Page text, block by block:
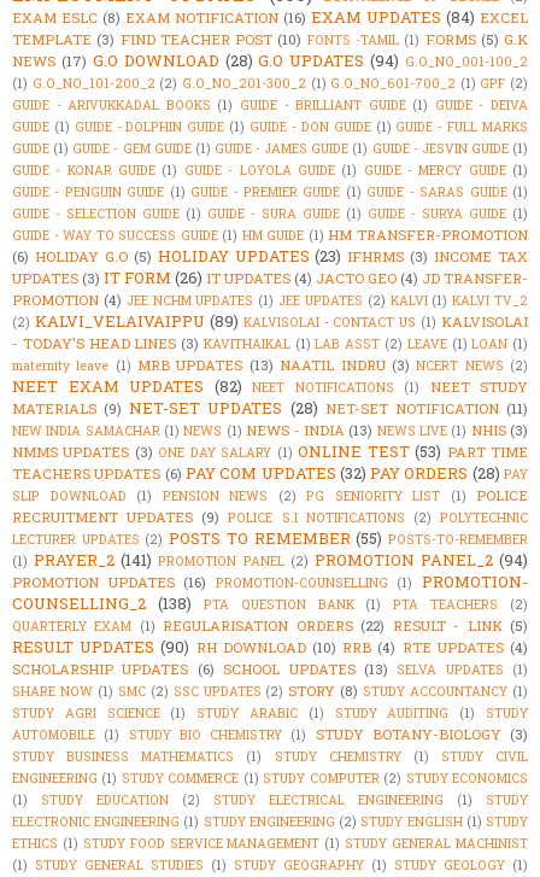
EXAM ESLC (8) EXAM NOTIFICATION (16) EXAM UPDATES (84) EXCEL
TEMPLATE (3) FIND TEACHER POST (10) FONTS -TAMIL (1) FORMS (5) G.K
NEWS (17) G.O DOWNLOAD (28) G.O UPDATES (94) G.O_NO_001-100_2
(1) G.O_NO_101-200_2 (2) G.O_NO_201-300_2 (1) G.O_NO_601-700_2 (1) GPF (2)
GUIDE - ARIVUKKADAL BOOKS (1) GUIDE - BRILLIANT GUIDE (1) GUIDE - DEIVA
GUIDE (1) GUIDE - DOLPHIN GUIDE (1) GUIDE - DON GUIDE (1) GUIDE - FULL MARKS
GUIDE (1) GUIDE - GEM GUIDE (1) GUIDE - JAMES GUIDE (1) GUIDE - JESVIN GUIDE (1)
GUIDE - KONAR GUIDE (1) GUIDE - LOYOLA GUIDE (1) GUIDE - MERCY GUIDE (1)
GUIDE - PENGUIN GUIDE (1) GUIDE - PREMIER GUIDE (1) GUIDE - SARAS GUIDE (1)
GUIDE - SELECTION GUIDE (1) GUIDE - SURA GUIDE (1) GUIDE - SURYA GUIDE (1)
GUIDE - WAY TO SUCCESS GUIDE (1) HM GUIDE (1) HM TRANSFER-PROMOTION
(6) HOLIDAY G.O (5) HOLIDAY UPDATES (23) IFHRMS (3) INCOME TAX
UPDATES (3) IT FORM (26) IT UPDATES (4) JACTO GEO (4) JD TRANSFER-
PROMOTION (4) JEE NCHM UPDATES (1) JEE UPDATES (2) KALVI (1) KALVI TV_2
(2) KALVI_VELAIVAIPPU (89) KALVISOLAI - CONTACT US (1) KALVISOLAI
- TODAY'S HEAD LINES (3) KAVITHAIKAL (1) LAB ASST (2) LEAVE (1) LOAN (1)
maternity leave (1) MRB UPDATES (13) NAATIL INDRU (3) NCERT NEWS (2)
NEET EXAM UPDATES (82) NEET NOTIFICATIONS (1)
NEET STUDY
MATERIALS (9) NET-SET UPDATES (28) NET-SET NOTIFICATION (11)
NEW INDIA SAMACHAR (1) NEWS (1) NEWS - INDIA (13) NEWS LIVE (1) NHIS (3)
NMMS UPDATES (3) ONE DAY SALARY (1) ONLINE TEST (53) PART TIME
TEACHERS UPDATES (6) PAY COM UPDATES (32) PAY ORDERS (28) PAY
SLIP DOWNLOAD
(1) PENSION NEWS (2) PG SENIORITY LIST (1)
POLICE
RECRUITMENT UPDATES (9) POLICE S.I NOTIFICATIONS (2) POLYTECHNIC
LECTURER UPDATES (2) POSTS TO REMEMBER (55) POSTS-TO-REMEMBER
(1) PRAYER_2 (141) PROMOTION PANEL (2) PROMOTION PANEL_2 (94)
PROMOTION UPDATES (16) PROMOTION-COUNSELLING (1)
PROMOTION-
COUNSELLING_2 (138) PTA QUESTION BANK (1) PTA TEACHERS
(2)
QUARTERLY EXAM (1) REGULARISATION ORDERS (22) RESULT - LINK (5)
RESULT UPDATES (90) RH DOWNLOAD (10) RRB (4) RTE UPDATES (4)
SCHOLARSHIP UPDATES (6) SCHOOL UPDATES (13) SELVA UPDATES
(1)
SHARE NOW (1) SMC (2) SSC UPDATES (2) STORY (8) STUDY ACCOUNTANCY (1)
STUDY AGRI SCIENCE
(1) STUDY ARABIC (1) STUDY AUDITING (1)
STUDY
AUTOMOBILE (1) STUDY BIO CHEMISTRY (1) STUDY BOTANY-BIOLOGY (3)
STUDY BUSINESS MATHEMATICS (1) STUDY CHEMISTRY (1)
STUDY CIVIL
ENGINEERING (1) STUDY COMMERCE (1) STUDY COMPUTER (2) STUDY ECONOMICS
(1)
STUDY EDUCATION (2) STUDY ELECTRICAL ENGINEERING (1)
STUDY
ELECTRONIC ENGINEERING (1) STUDY ENGINEERING (2) STUDY ENGLISH (1) STUDY
ETHICS (1) STUDY FOOD SERVICE MANAGEMENT (1) STUDY GENERAL MACHINIST
(1) STUDY GENERAL STUDIES (1) STUDY GEOGRAPHY (1) STUDY GEOLOGY (1)